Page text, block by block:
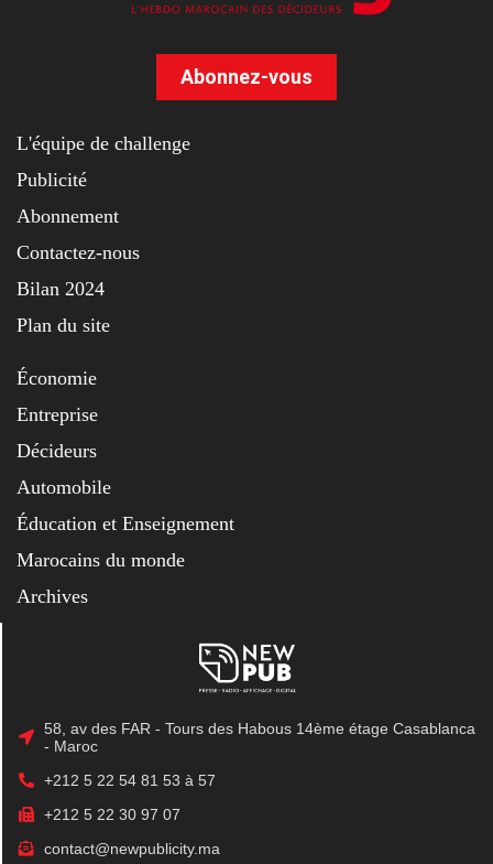
Abonnez-vous
L'équipe de challenge
Publicité
Abonnement
Contactez-nous
Bilan 2024
Plan du site
Économie
Entreprise
Décideurs
Automobile
Éducation et Enseignement
Marocains du monde
Archives
58, av des FAR - Tours des Habous 14ème étage Casablanca
- Maroc
+212 5 22 54 81 53 à 57
+212 5 22 30 97 07
contact@newpublicity.ma